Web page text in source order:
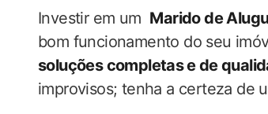
Investir‍ em um ​ Marido de
bom funcionamento do seu
soluções completas ⁢e de
improvisos; tenha a certeza ‍de